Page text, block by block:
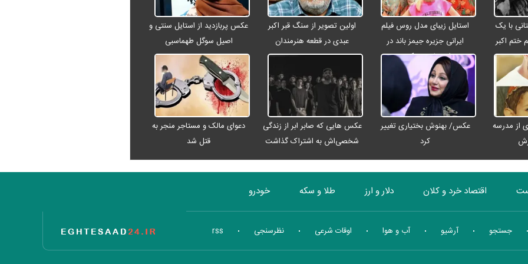
با یک
ختم اکبر
استایل زیبای مدل روس فیلم
ایرانی جزیره جیمز باند در
اصفهان + عکس
اولین تصویر از سنگ قبر اکبر
عبدی در قطعه هنرمندان
عکس پربازدید از استایل سنتی و
اصیل سوگل طهماسبی
از مدرسه
عکس/ بهنوش بختیاری تغییر
کرد
عکس هایی که صابر ابر از زندگی
شخصی‌اش به اشتراک گذاشت
دعوای مالک و مستاجر منجر به
قتل شد
اقتصاد خرد و کلان دلار و ارز طلا و سکه خودرو
بورس انرژی چندرسانه ای منهای اقتصاد تاریخ اقتصاد جستجو آرشیو آب و هوا اوقات شرعی نظرسنجی rss